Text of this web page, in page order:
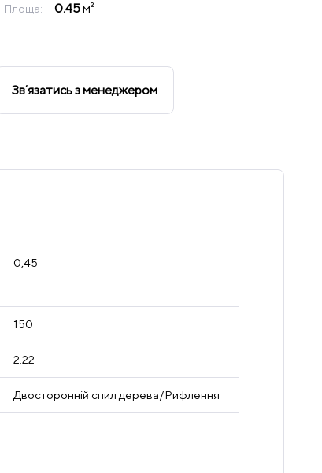
Площа: 0.45м²
Звʼязатись з менеджером
0,45
150
2.22
Двосторонній спил дерева/Рифлення